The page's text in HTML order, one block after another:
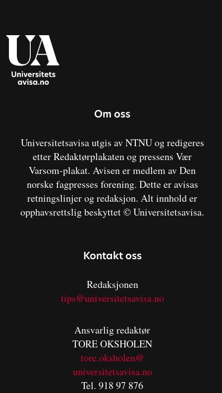
Om oss
Universitetsavisa utgis av NTNU og redigeres
etter Redaktørplakaten og pressens Vær
Varsom-plakat. Avisen er medlem av Den
norske fagpresses forening. Dette er avisas
retningslinjer og redaksjon. Alt innhold er
opphavsrettslig beskyttet © Universitetsavisa.
Kontakt oss
Redaksjonen
tips@universitetsavisa.no
Ansvarlig redaktør
TORE OKSHOLEN
tore.oksholen@
universitetsavisa.no
Tel. 918 97 876